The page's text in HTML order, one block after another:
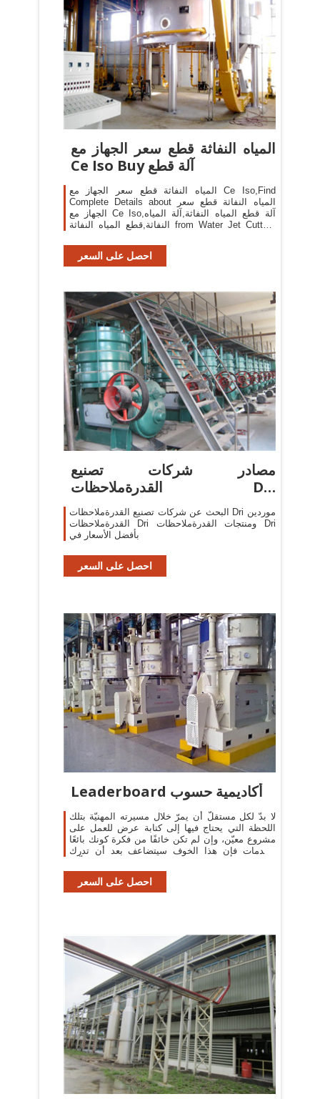
المياه النفاثة قطع سعر الجهاز مع
Ce Iso Buy آلة قطع
المياه النفاثة قطع سعر الجهاز مع Ce Iso,Find
Complete Details about المياه النفاثة قطع سعر
الجهاز مع Ce Iso,آلة قطع المياه النفاثة,آلة المياه
النفاثة,قطع المياه النفاثة from Water Jet Cutters
& Technology Corporation
احصل على السعر
مصادر شركات تصنيع
القدرةملاحظات Dri
البحث عن شركات تصنيع القدرةملاحظات Dri موردين
القدرةملاحظات Dri ومنتجات القدرةملاحظات Dri
بأفضل الأسعار في
احصل على السعر
Leaderboard أكاديمية حسوب
لا بدّ لكل مستقلّ أن يمرّ خلال مسيرته المهنيّة بتلك
اللحظة التي يحتاج فيها إلى كتابة عرض للعمل على
مشروع معيّن، وإن لم تكن خائفًا من فكرة كونك بائعًا
للخدمات فإن هذا الخوف سيتضاعف بعد أن تدرك
احصل على السعر